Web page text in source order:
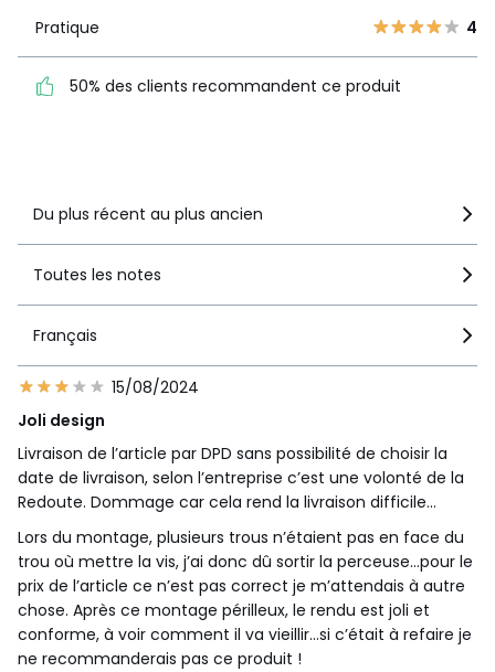
4
recommandent ce produit
Pratique 4
50% des clients recommandent ce produit
Du plus récent au plus ancien
Toutes les notes
Français
15/08/2024
Joli design
Livraison de l’article par DPD sans possibilité de choisir la
date de livraison, selon l’entreprise c’est une volonté de la
Redoute. Dommage car cela rend la livraison difficile…
Lors du montage, plusieurs trous n’étaient pas en face du
trou où mettre la vis, j’ai donc dû sortir la perceuse…pour le
prix de l’article ce n’est pas correct je m’attendais à autre
chose. Après ce montage périlleux, le rendu est joli et
conforme, à voir comment il va vieillir…si c’était à refaire je
ne recommanderais pas ce produit !